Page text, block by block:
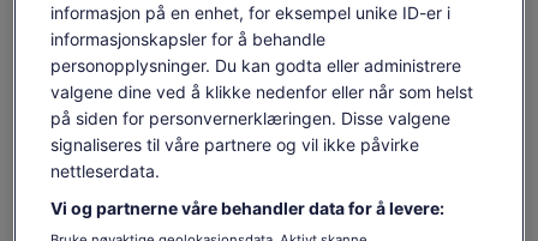
Fordyp deg i First Nations-kulturen
Cruise i Sydney havn om bord på Mari Nawi
Lær aboriginske navn og kulturelle betydninger
Besøk Be-lang-le-wool (Clark Island)
Vis mer
informasjon på en enhet, for eksempel unike ID-er i
informasjonskapsler for å behandle
personopplysninger. Du kan godta eller administrere
valgene dine ved å klikke nedenfor eller når som helst
på siden for personvernerklæringen. Disse valgene
signaliseres til våre partnere og vil ikke påvirke
nettleserdata.
Vi og partnerne våre behandler data for å levere: